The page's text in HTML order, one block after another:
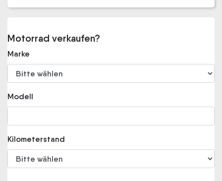
Motorrad verkaufen?
Marke
Modell
Kilometerstand